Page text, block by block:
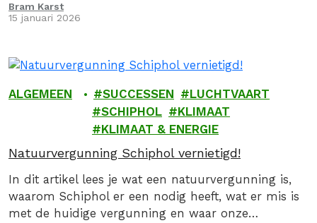
Bram Karst
15 januari 2026
ALGEMEEN SUCCESSEN
LUCHTVAART
SCHIPHOL
KLIMAAT
KLIMAAT & ENERGIE
Natuurvergunning Schiphol vernietigd!
In dit artikel lees je wat een natuurvergunning is,
waarom Schiphol er een nodig heeft, wat er mis is
met de huidige vergunning en waar onze